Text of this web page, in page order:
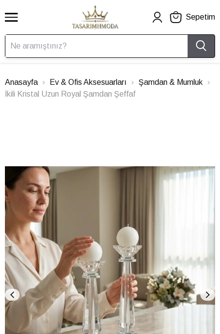
Sepetim
Anasayfa Ev & Ofis Aksesuarları
Şamdan & Mumluk
İkili Kristal Uzun Royal Şamdan Şeffaf